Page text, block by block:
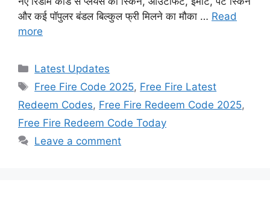
और कई पॉपुलर बंडल बिल्कुल फ्री मिलने का मौका … Read
more
Categories
Latest Updates
Tags
Free Fire Code 2025, Free Fire Latest
Redeem Codes, Free Fire Redeem Code 2025,
Free Fire Redeem Code Today
Leave a comment